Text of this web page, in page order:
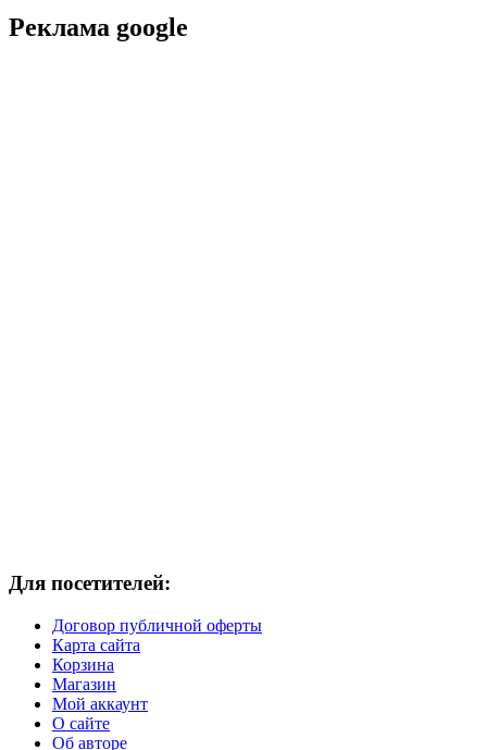
Реклама google
Для посетителей:
Договор публичной оферты
Карта сайта
Корзина
Магазин
Мой аккаунт
О сайте
Об авторе